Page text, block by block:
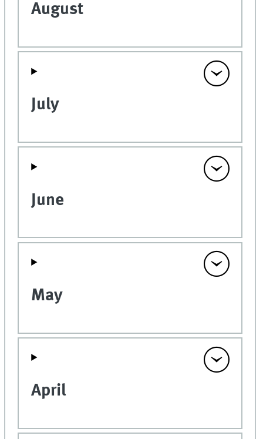
August
July
June
May
April